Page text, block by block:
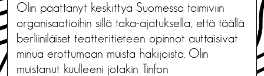
Olin päättänyt keskittyä Suomessa toimiviin
organisaatioihin sillä taka-ajatuksella, että täällä
berliiniläiset teatteritieteen opinnot auttaisivat
minua erottumaan muista hakijoista. Olin
muistanut kuulleeni jotakin Tinfon